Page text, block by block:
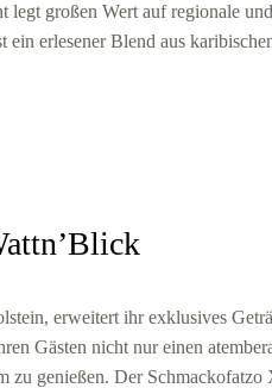
legt großen Wert auf regionale
ein erlesener Blend aus
erweitert ihr exklusives
Gästen nicht nur einen
genießen. Der